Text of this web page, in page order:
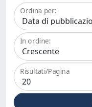
Ordina per:
In ordine:
Risultati/Pagina